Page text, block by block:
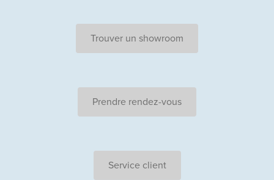
Trouver un showroom
Prendre rendez-vous
Service client